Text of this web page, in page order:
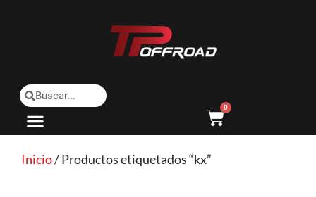
0
Inicio/ Productos etiquetados “kx”